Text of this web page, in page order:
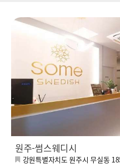
원주-썸스웨디시
강원특별자치도 원주시 무실동